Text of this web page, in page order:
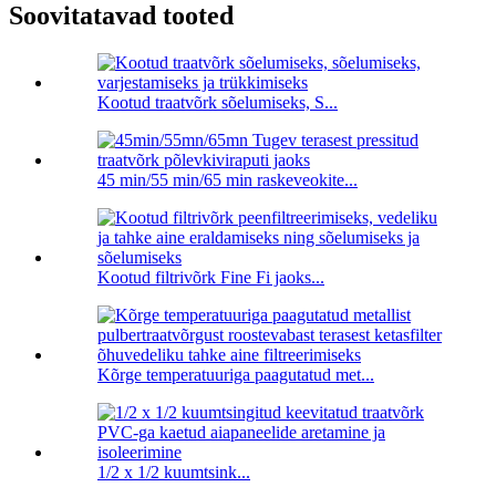
Soovitatavad tooted
Kootud traatvõrk sõelumiseks, S...
45 min/55 min/65 min raskeveokite...
Kootud filtrivõrk Fine Fi jaoks...
Kõrge temperatuuriga paagutatud met...
1/2 x 1/2 kuumtsink...